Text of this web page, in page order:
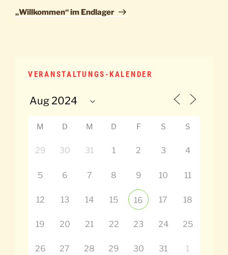
Beitrag
„Willkommen“ im Endlager
VERANSTALTUNGS-KALENDER
M D M D F S S
29 30 31 1 2 3 4
5 6 7 8 9 10 11
12 13 14 15 16 17 18
19 20 21 22 23 24 25
26 27 28 29 30 31 1